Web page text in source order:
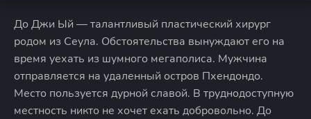
До Джи Ый — талантливый пластический хирург
родом из Сеула. Обстоятельства вынуждают его на
время уехать из шумного мегаполиса. Мужчина
отправляется на удаленный остров Пхендондо.
Место пользуется дурной славой. В труднодоступную
местность никто не хочет ехать добровольно. До